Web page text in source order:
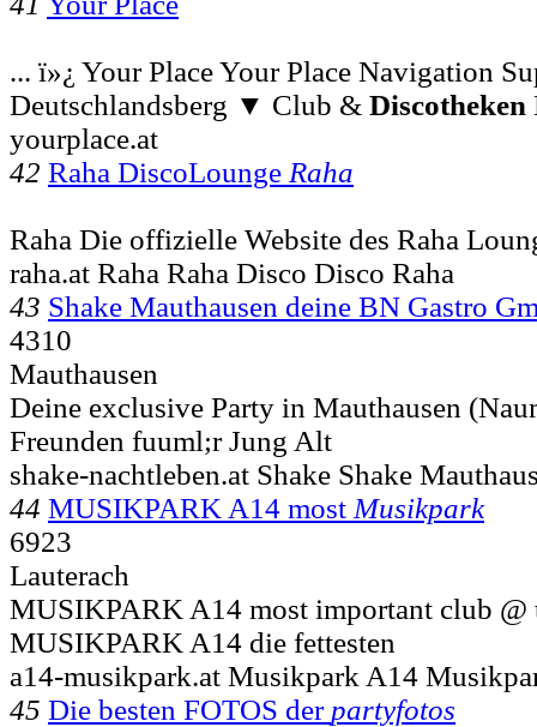
... ï»¿ Your Place Your Place Navigation
Deutschlandsberg ▼ Club & Discotheken
yourplace.at
42 Raha DiscoLounge Raha
Raha Die offizielle Website des Raha
raha.at Raha Raha Disco Disco Raha
43 Shake Mauthausen deine BN Gastro
4310
Mauthausen
Deine exclusive Party in Mauthausen
Freunden fuuml;r Jung Alt
shake-nachtleben.at Shake Shake
44 MUSIKPARK A14 most Musikpark
6923
Lauterach
MUSIKPARK A14 most important club @
MUSIKPARK A14 die fettesten
a14-musikpark.at Musikpark A14
45 Die besten FOTOS der partyfotos